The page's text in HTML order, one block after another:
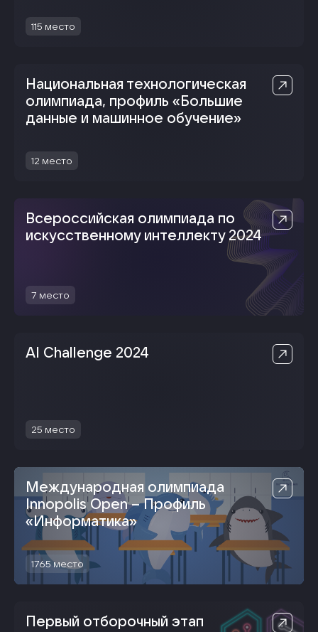
115 место
Национальная технологическая
олимпиада, профиль «Большие
данные и машинное обучение»
12 место
Всероссийская олимпиада по
искусственному интеллекту 2024
7 место
AI Challenge 2024
25 место
Международная олимпиада
Innopolis Open – Профиль
«Информатика‎»
1765 место
Первый отборочный этап